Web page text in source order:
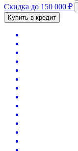
Скидка до 150 000 ₽
Купить в кредит